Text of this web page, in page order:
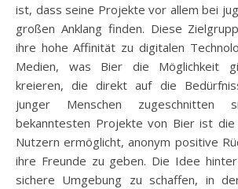
ist, dass seine Projekte vor allem bei
großen Anklang finden. Diese
ihre hohe Affinität zu digitalen
Medien, was Bier die Möglichkeit
kreieren, die direkt auf die
junger Menschen zugeschnitten
bekanntesten Projekte von Bier ist die
Nutzern ermöglicht, anonym positive
ihre Freunde zu geben. Die Idee
sichere Umgebung zu schaffen, in